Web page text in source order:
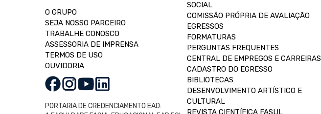
O GRUPO
SEJA NOSSO PARCEIRO
TRABALHE CONOSCO
ASSESSORIA DE IMPRENSA
TERMOS DE USO
OUVIDORIA
PORTARIA DE CREDENCIAMENTO EAD:
SOCIAL
COMISSÃO PRÓPRIA DE AVALIAÇÃO
EGRESSOS
FORMATURAS
PERGUNTAS FREQUENTES
CENTRAL DE EMPREGOS E CARREIRAS
CADASTRO DO EGRESSO
BIBLIOTECAS
DESENVOLVIMENTO ARTÍSTICO E
CULTURAL
REVISTA CIENTÍFICA FASUL